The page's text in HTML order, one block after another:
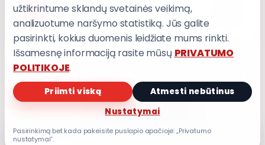
5 AŠ ATVAŽIUOJU
PRIVATUMO POLITIKA
Privatumo nustatymai
užtikrintume sklandų svetainės veikimą,
analizuotume naršymo statistiką. Jūs galite
pasirinkti, kokius duomenis leidžiate mums rinkti.
Išsamesnę informaciją rasite mūsų PRIVATUMO
POLITIKOJE.
Priimti viską
Atmesti nebūtinus
Nustatymai
Pasirinkimą bet kada pakeisite puslapio apačioje: „Privatumo
nustatymai“.